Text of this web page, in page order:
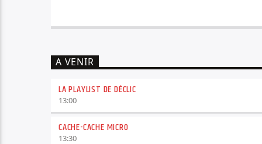
A VENIR
LA PLAYLIST DE DÉCLIC
13:00
CACHE-CACHE MICRO
13:30